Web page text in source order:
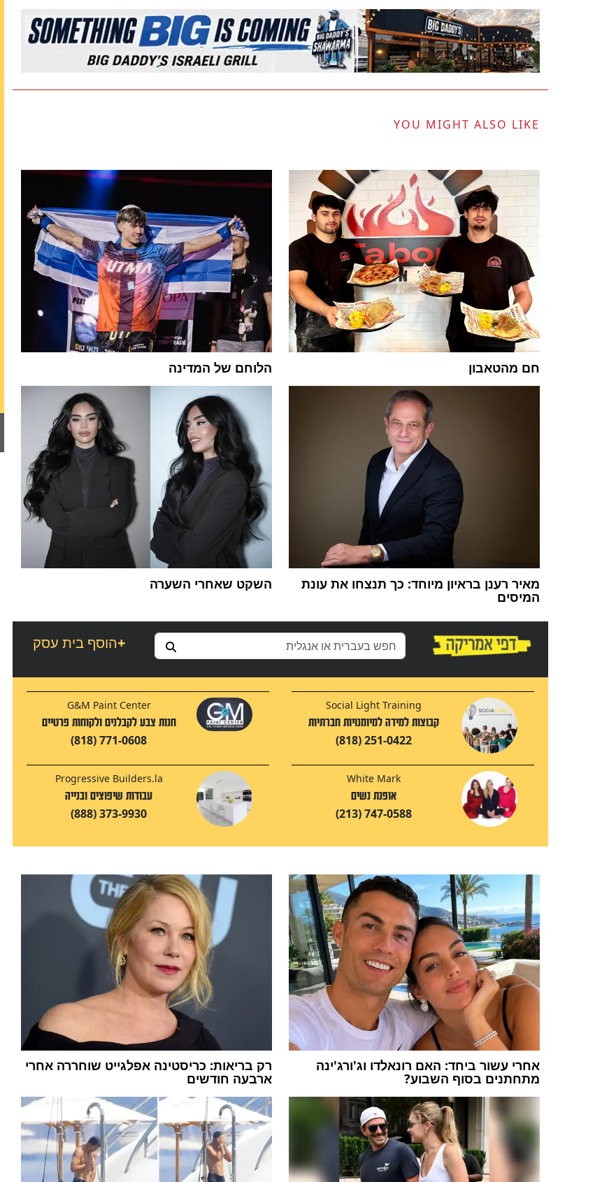
YOU MIGHT ALSO LIKE
הלוחם של המדינה חם מהטאבון
השקט שאחרי השערה מאיר רענן בראיון מיוחד: כך תנצחו את עונת
המיסים
הוסף בית עסק+
G&M Paint Center
חנות צבע לקבלנים ולקוחות פרטיים
(818) 771-0608
Social Light Training
קבוצות למידה למיומנויות חברתיות
(818) 251-0422
Progressive Builders.la
עבודות שיפוצים ובנייה
(888) 373-9930
White Mark
אופנת נשים
(213) 747-0588
רק בריאות: כריסטינה אפלגייט שוחררה אחרי
ארבעה חודשים
אחרי עשור ביחד: האם רונאלדו וג'ורג'ינה
מתחתנים בסוף השבוע?